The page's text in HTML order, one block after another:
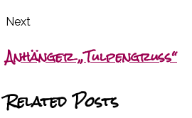
Next
Anhänger „Tulpengruß“
Related Posts